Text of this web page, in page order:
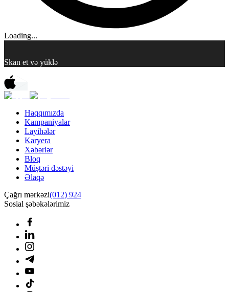
Loading...
Skan et və yüklə
Haqqımızda
Kampaniyalar
Layihələr
Karyera
Xəbərlər
Bloq
Müştəri dəstəyi
Əlaqə
Çağrı mərkəzi(012) 924
Sosial şəbəkələrimiz